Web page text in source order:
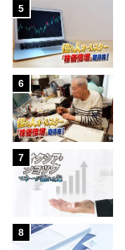
5
6
7
8